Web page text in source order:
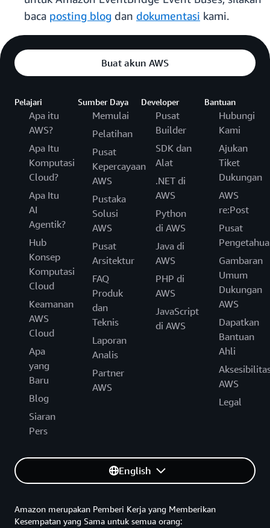
baca posting blog dan dokumentasi kami.
Buat akun AWS
Pelajari
Apa itu
AWS?
Apa Itu
Komputasi
Cloud?
Apa Itu
AI
Agentik?
Hub
Konsep
Komputasi
Cloud
Keamanan
AWS
Cloud
Apa
yang
Baru
Blog
Siaran
Pers
Sumber Daya
Memulai
Pelatihan
Pusat
Kepercayaan
AWS
Pustaka
Solusi
AWS
Pusat
Arsitektur
FAQ
Produk
dan
Teknis
Laporan
Analis
Partner
AWS
Developer
Pusat
Builder
SDK dan
Alat
.NET di
AWS
Python
di AWS
Java di
AWS
PHP di
AWS
JavaScript
di AWS
Bantuan
Hubungi
Kami
Ajukan
Tiket
Dukungan
AWS
re:Post
Pusat
Gambaran
Umum
Dukungan
AWS
Dapatkan
Bantuan
Ahli
AWS
Legal
English
Amazon merupakan Pemberi Kerja yang Memberikan
Kesempatan yang Sama untuk semua orang: